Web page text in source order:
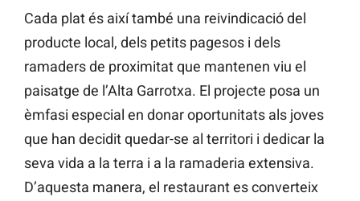
Cada plat és així també una reivindicació del
producte local, dels petits pagesos i dels
ramaders de proximitat que mantenen viu el
paisatge de l’Alta Garrotxa. El projecte posa un
èmfasi especial en donar oportunitats als joves
que han decidit quedar-se al territori i dedicar la
seva vida a la terra i a la ramaderia extensiva.
D’aquesta manera, el restaurant es converteix